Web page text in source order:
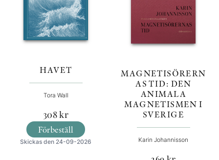
HAVET
Tora Wall
308kr
Förbeställ
Skickas den 24-09-2026
MAGNETISÖRERN
AS TID: DEN
ANIMALA
MAGNETISMEN I
SVERIGE
Karin Johannisson